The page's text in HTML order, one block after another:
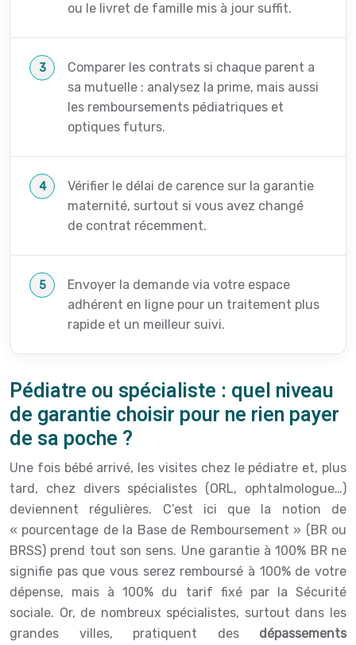
ou le livret de famille mis à jour suffit.
Comparer les contrats si chaque parent a
sa mutuelle : analysez la prime, mais aussi
les remboursements pédiatriques et
optiques futurs.
Vérifier le délai de carence sur la garantie
maternité, surtout si vous avez changé
de contrat récemment.
Envoyer la demande via votre espace
adhérent en ligne pour un traitement plus
rapide et un meilleur suivi.
Pédiatre ou spécialiste : quel niveau
de garantie choisir pour ne rien payer
de sa poche ?
Une fois bébé arrivé, les visites chez le pédiatre et, plus
tard, chez divers spécialistes (ORL, ophtalmologue…)
deviennent régulières. C’est ici que la notion de
« pourcentage de la Base de Remboursement » (BR ou
BRSS) prend tout son sens. Une garantie à 100% BR ne
signifie pas que vous serez remboursé à 100% de votre
dépense, mais à 100% du tarif fixé par la Sécurité
sociale. Or, de nombreux spécialistes, surtout dans les
grandes villes, pratiquent des dépassements